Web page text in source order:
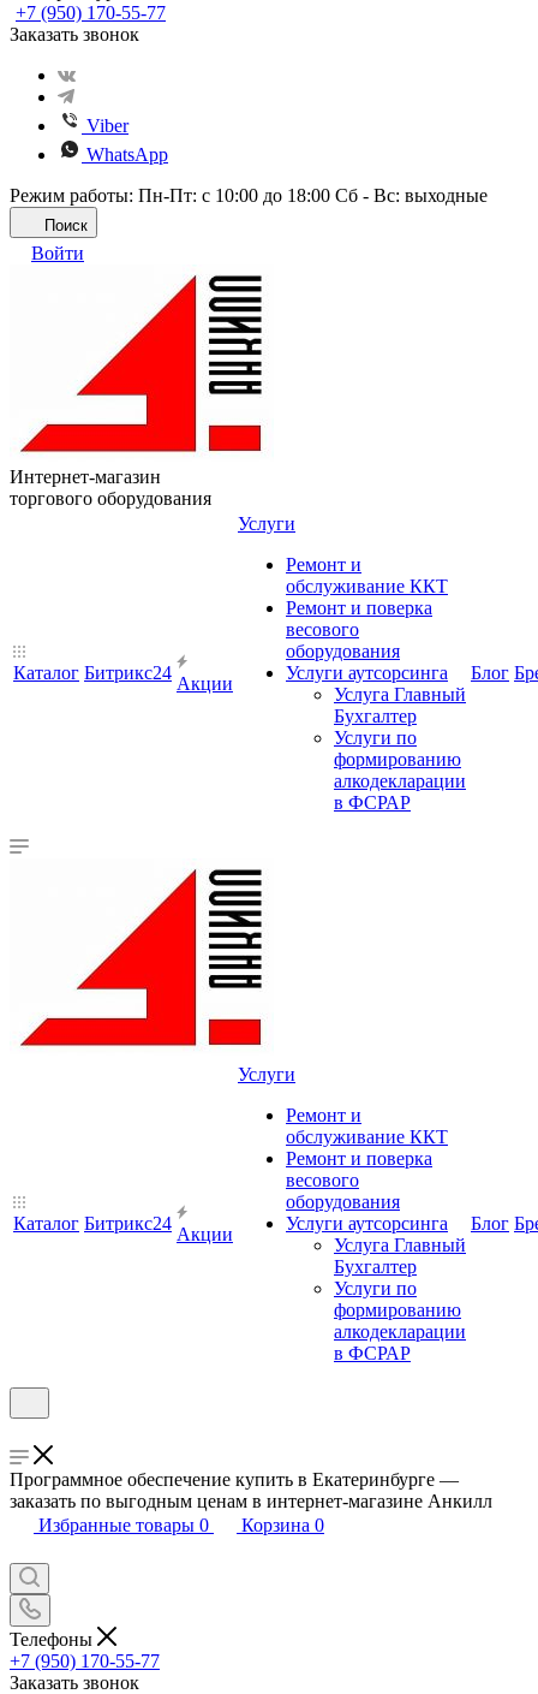
+7 (950) 170-55-77
Заказать звонок
Viber
WhatsApp
Режим работы: Пн-Пт: с 10:00 до 18:00 Сб - Вс: выходные
Поиск
Войти
Интернет-магазин
торгового оборудования
Каталог Битрикс24
Акции
Услуги
Ремонт и
обслуживание ККТ
Ремонт и поверка
весового
оборудования
Услуги аутсорсинга
Услуга Главный
Бухгалтер
Услуги по
формированию
алкодекларации
в ФСРАР
Блог
Каталог Битрикс24
Акции
Услуги
Ремонт и
обслуживание ККТ
Ремонт и поверка
весового
оборудования
Услуги аутсорсинга
Услуга Главный
Бухгалтер
Услуги по
формированию
алкодекларации
в ФСРАР
Блог
Программное обеспечение купить в Екатеринбурге —
заказать по выгодным ценам в интернет-магазине Анкилл
Избранные товары 0 Корзина 0
Телефоны
+7 (950) 170-55-77
Заказать звонок